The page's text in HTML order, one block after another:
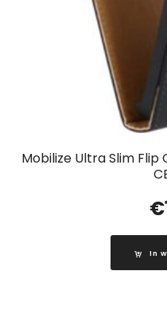
Mobilize Ultra Slim Flip
€
In